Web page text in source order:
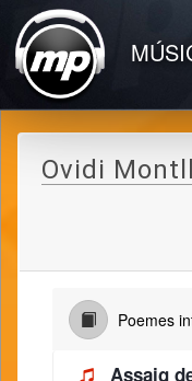
Ovidi
Poemes
Assaig